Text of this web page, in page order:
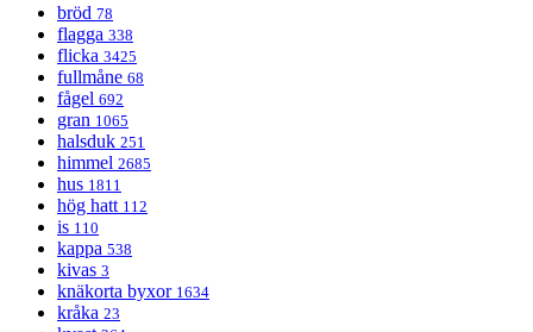
bröd 78
flagga 338
flicka 3425
fullmåne 68
fågel 692
gran 1065
halsduk 251
himmel 2685
hus 1811
hög hatt 112
is 110
kappa 538
kivas 3
knäkorta byxor 1634
kråka 23